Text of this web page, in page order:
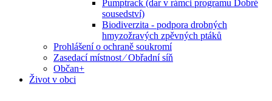
Pumptrack (dar v rámci programu Dobré
sousedství)
Biodiverzita - podpora drobných
hmyzožravých zpěvných ptáků
Prohlášení o ochraně soukromí
Zasedací místnost ⁄ Obřadní síň
Občan+
Život v obci